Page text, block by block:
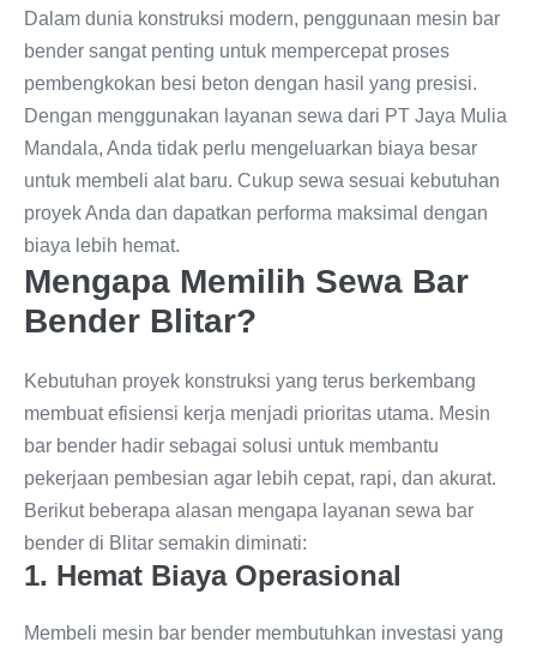
Dalam dunia konstruksi modern, penggunaan mesin bar
bender sangat penting untuk mempercepat proses
pembengkokan besi beton dengan hasil yang presisi.
Dengan menggunakan layanan sewa dari PT Jaya Mulia
Mandala, Anda tidak perlu mengeluarkan biaya besar
untuk membeli alat baru. Cukup sewa sesuai kebutuhan
proyek Anda dan dapatkan performa maksimal dengan
biaya lebih hemat.
Mengapa Memilih Sewa Bar
Bender Blitar?
Kebutuhan proyek konstruksi yang terus berkembang
membuat efisiensi kerja menjadi prioritas utama. Mesin
bar bender hadir sebagai solusi untuk membantu
pekerjaan pembesian agar lebih cepat, rapi, dan akurat.
Berikut beberapa alasan mengapa layanan sewa bar
bender di Blitar semakin diminati:
1. Hemat Biaya Operasional
Membeli mesin bar bender membutuhkan investasi yang